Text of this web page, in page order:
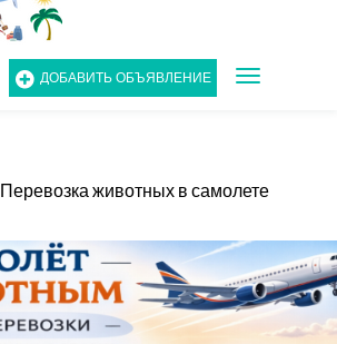
ДОБАВИТЬ ОБЪЯВЛЕНИЕ
TOGGLE
Перевозка животных в самолете